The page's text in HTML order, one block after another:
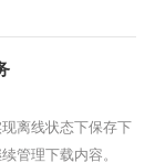
离线状态下保存下
管理下载内容。